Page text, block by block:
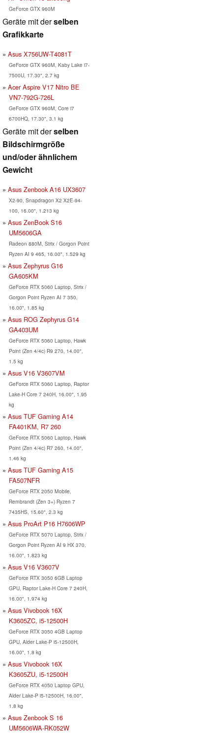
GeForce GTX 960M
Geräte mit derselben
Grafikkarte
Asus X756UW-T4081T
GeForce GTX 960M, Kaby Lake i7-
7500U, 17.30", 2.7 kg
Acer Aspire V17 Nitro BE
VN7-792G-726L
GeForce GTX 960M, Core i7
6700HQ, 17.30", 3.1 kg
Geräte mit derselben
Bildschirmgröße
und/oder ähnlichem
Gewicht
Asus Zenbook A16 UX3607
X2-90, Snapdragon X2 X2E-94-
100, 16.00", 1.213 kg
Asus ZenBook S16
UM5606GA
Radeon 880M, Strix / Gorgon Point
Ryzen AI 9 465, 16.00", 1.529 kg
Asus Zephyrus G16
GA605KM
GeForce RTX 5060 Laptop, Strix /
Gorgon Point Ryzen AI 7 350,
16.00", 1.85 kg
Asus ROG Zephyrus G14
GA403UM
GeForce RTX 5060 Laptop, Hawk
Point (Zen 4/4c) R9 270, 14.00",
1.5 kg
Asus V16 V3607VM
GeForce RTX 5060 Laptop, Raptor
Lake-H Core 7 240H, 16.00", 1.95
kg
Asus TUF Gaming A14
FA401KM, R7 260
GeForce RTX 5060 Laptop, Hawk
Point (Zen 4/4c) R7 260, 14.00",
1.46 kg
Asus TUF Gaming A15
FA507NFR
GeForce RTX 2050 Mobile,
Rembrandt (Zen 3+) Ryzen 7
7435HS, 15.60", 2.3 kg
Asus ProArt P16 H7606WP
GeForce RTX 5070 Laptop, Strix /
Gorgon Point Ryzen AI 9 HX 370,
16.00", 1.823 kg
Asus V16 V3607V
GeForce RTX 3050 6GB Laptop
GPU, Raptor Lake-H Core 7 240H,
16.00", 1.974 kg
Asus Vivobook 16X
K3605ZC, i5-12500H
GeForce RTX 3050 4GB Laptop
GPU, Alder Lake-P i5-12500H,
16.00", 1.8 kg
Asus Vivobook 16X
K3605ZU, i5-12500H
GeForce RTX 4050 Laptop GPU,
Alder Lake-P i5-12500H, 16.00",
1.8 kg
Asus Zenbook S 16
UM5606WA-RK052W